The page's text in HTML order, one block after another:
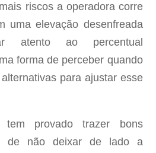
riscos a operadora corre
uma elevação desenfreada
atento ao percentual
forma de perceber quando
para ajustar esse
provado trazer bons
de não deixar de lado a